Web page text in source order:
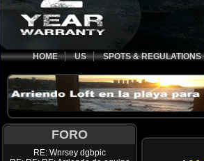
HOME US SPOTS & REGULATIONS
FORO
RE: Wnrsey dgbpic